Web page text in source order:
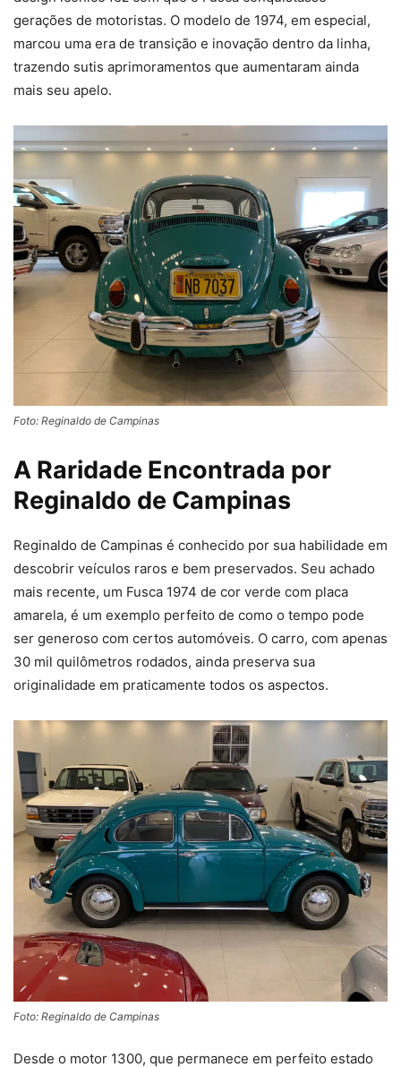
gerações de motoristas. O modelo de 1974, em especial,
marcou uma era de transição e inovação dentro da linha,
trazendo sutis aprimoramentos que aumentaram ainda
mais seu apelo.
Foto: Reginaldo de Campinas
A Raridade Encontrada por
Reginaldo de Campinas
Reginaldo de Campinas é conhecido por sua habilidade em
descobrir veículos raros e bem preservados. Seu achado
mais recente, um Fusca 1974 de cor verde com placa
amarela, é um exemplo perfeito de como o tempo pode
ser generoso com certos automóveis. O carro, com apenas
30 mil quilômetros rodados, ainda preserva sua
originalidade em praticamente todos os aspectos.
Foto: Reginaldo de Campinas
Desde o motor 1300, que permanece em perfeito estado